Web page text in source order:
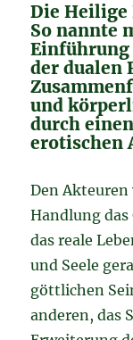
Die Heilige
So nannte
Einführung
der dualen
und
durch
erotischen
Den Akteuren
Handlung
das reale
und Seele
göttlichen
anderen, das